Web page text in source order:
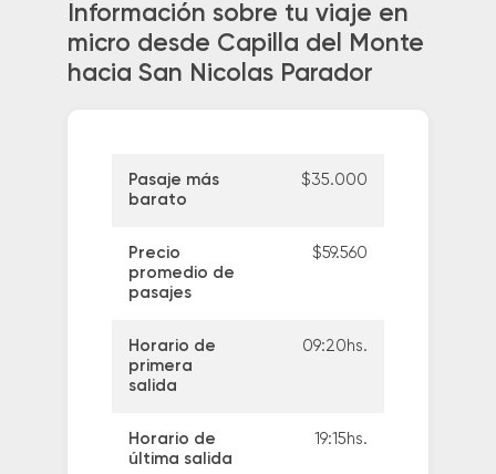
Información sobre tu viaje en
micro desde Capilla del Monte
hacia San Nicolas Parador
Pasaje más
barato
$35.000
Precio
promedio de
pasajes
$59.560
Horario de
primera
salida
09:20hs.
Horario de
última salida
19:15hs.